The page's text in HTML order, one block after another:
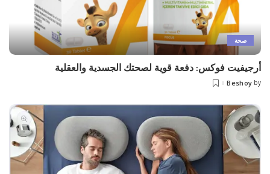
صحة
أرجيفيت فوكس: دفعة قوية لصحتك الجسدية والعقلية
Posted
by
Beshoy